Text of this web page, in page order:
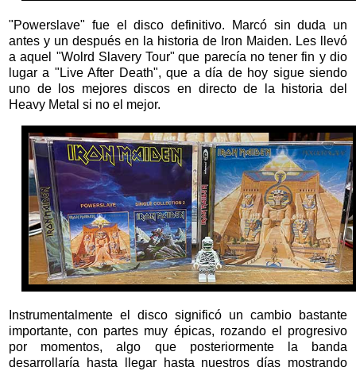
"Powerslave" fue el disco definitivo. Marcó sin duda un
antes y un después en la historia de Iron Maiden. Les llevó
a aquel "Wolrd Slavery Tour" que parecía no tener fin y dio
lugar a "Live After Death", que a día de hoy sigue siendo
uno de los mejores discos en directo de la historia del
Heavy Metal si no el mejor.
Instrumentalmente el disco significó un cambio bastante
importante, con partes muy épicas, rozando el progresivo
por momentos, algo que posteriormente la banda
desarrollaría hasta llegar hasta nuestros días mostrando